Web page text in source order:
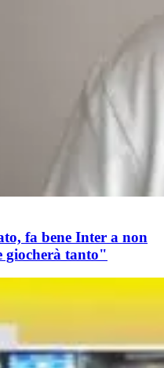
fa bene Inter a non
giocherà tanto"